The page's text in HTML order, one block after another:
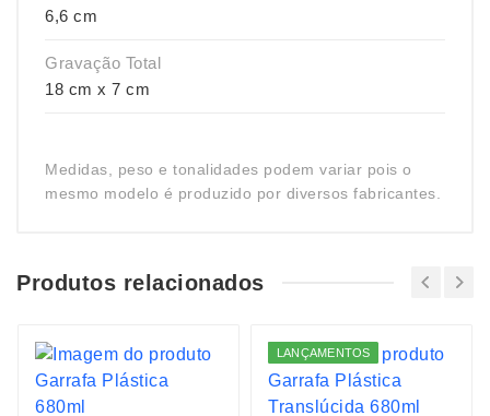
6,6 cm
Gravação Total
18 cm x 7 cm
Medidas, peso e tonalidades podem variar pois o
mesmo modelo é produzido por diversos fabricantes.
Produtos relacionados
LANÇAMENTOS